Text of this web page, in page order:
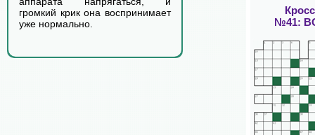
громкий крик она воспринимает
уже нормально.
№41: